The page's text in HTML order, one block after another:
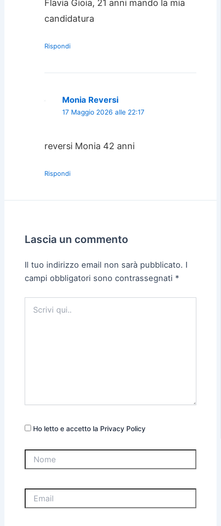
Flavia Gioia, 21 anni mando la mia
candidatura
Rispondi
Monia Reversi
17 Maggio 2026 alle 22:17
reversi Monia 42 anni
Rispondi
Lascia un commento
Il tuo indirizzo email non sarà pubblicato. I
campi obbligatori sono contrassegnati *
qui..
Ho letto e accetto la Privacy Policy